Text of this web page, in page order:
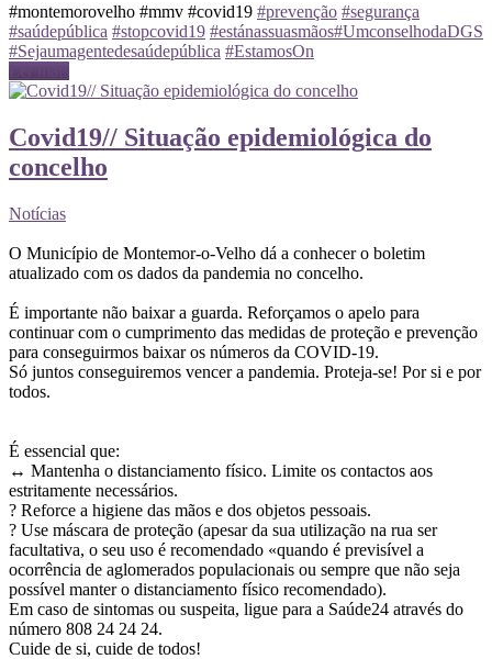
#montemorovelho #mmv #covid19 #prevenção #segurança
#saúdepública #stopcovid19 #estánassuasmãos#UmconselhodaDGS
#Sejaumagentedesaúdepública #EstamosOn
Ler mais
Covid19// Situação epidemiológica do
concelho
Notícias
O Município de Montemor-o-Velho dá a conhecer o boletim
atualizado com os dados da pandemia no concelho.
É importante não baixar a guarda. Reforçamos o apelo para
continuar com o cumprimento das medidas de proteção e prevenção
para conseguirmos baixar os números da COVID-19.
Só juntos conseguiremos vencer a pandemia. Proteja-se! Por si e por
todos.
É essencial que:
↔️ Mantenha o distanciamento físico. Limite os contactos aos
estritamente necessários.
? Reforce a higiene das mãos e dos objetos pessoais.
? Use máscara de proteção (apesar da sua utilização na rua ser
facultativa, o seu uso é recomendado «quando é previsível a
ocorrência de aglomerados populacionais ou sempre que não seja
possível manter o distanciamento físico recomendado).
Em caso de sintomas ou suspeita, ligue para a Saúde24 através do
número 808 24 24 24.
Cuide de si, cuide de todos!